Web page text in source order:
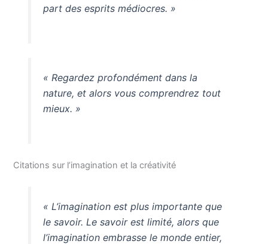
part des esprits médiocres. »
« Regardez profondément dans la
nature, et alors vous comprendrez tout
mieux. »
Citations sur l’imagination et la créativité
« L’imagination est plus importante que
le savoir. Le savoir est limité, alors que
l’imagination embrasse le monde entier,